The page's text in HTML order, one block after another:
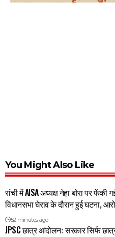
You Might Also Like
रांची में AISA अध्यक्ष नेहा बोरा पर फेंकी
विधानसभा घेराव के दौरान हुई घटना,
52 minutes ago
JPSC छात्र आंदोलनः सरकार सिर्फ